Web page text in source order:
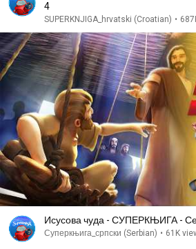
4
SUPERKNJIGA_hrvatski (Croatian) •
Исусова чуда - СУПЕРКЊИГА -
Суперкњига_српски (Serbian) • 61K